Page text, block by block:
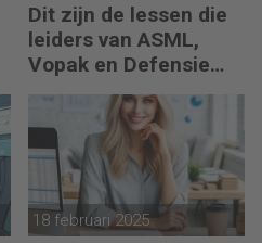
Dit zijn de lessen die
leiders van ASML,
Vopak en Defensie
toepassen in
turbulente tijden
18 februari 2025